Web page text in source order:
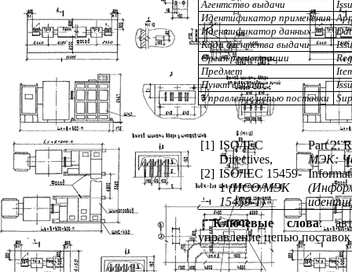
Агентство выдачи
Идентификатор применения
Идентификатор данных
Кода агентства выдачи
Орган регистрации
Предмет
Пункт выдачи
Управление цепью поставки
[1] ISO/IEC
Directives,
Part 2:
МЭК:
[2] ISO/IEC 15459-
1(ИСО/МЭК
15459-1)
(
Ключевые слова:
управление цепью поставок